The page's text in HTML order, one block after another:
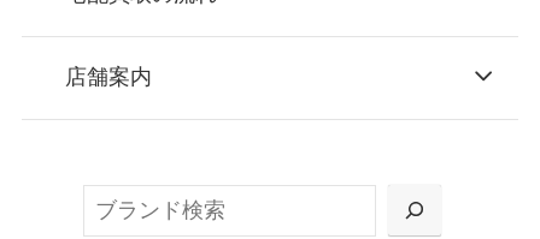
お申込み
または梱包材不要の「集荷申込」からお選び
店舗案内